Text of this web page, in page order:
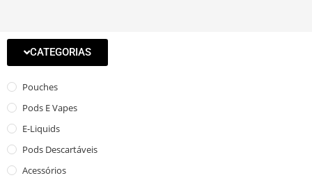
CATEGORIAS
Pouches
Pods E Vapes
E-Liquids
Pods Descartáveis
Acessórios